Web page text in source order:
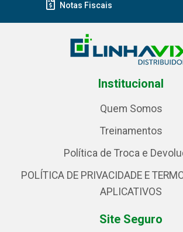
Notas Fiscais
Institucional
Quem Somos
Treinamentos
Política de Troca e
POLÍTICA DE PRIVACIDADE E
APLICATIVOS
Site Seguro